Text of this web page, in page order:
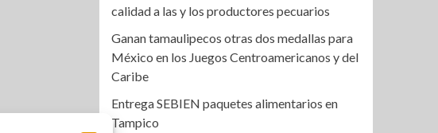
calidad a las y los productores pecuarios
Ganan tamaulipecos otras dos medallas para
México en los Juegos Centroamericanos y del
Caribe
Entrega SEBIEN paquetes alimentarios en
Tampico